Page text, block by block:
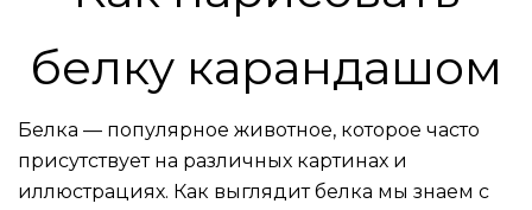
белку карандашом
Белка — популярное животное, которое часто
присутствует на различных картинах и
иллюстрациях. Как выглядит белка мы знаем с